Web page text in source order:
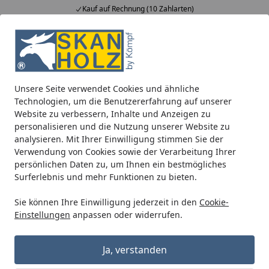
Unsere Seite verwendet Cookies und ähnliche
Technologien, um die Benutzererfahrung auf unserer
Website zu verbessern, Inhalte und Anzeigen zu
personalisieren und die Nutzung unserer Website zu
analysieren. Mit Ihrer Einwilligung stimmen Sie der
Verwendung von Cookies sowie der Verarbeitung Ihrer
persönlichen Daten zu, um Ihnen ein bestmögliches
Surferlebnis und mehr Funktionen zu bieten.
Sie können Ihre Einwilligung jederzeit in den Cookie-
Einstellungen anpassen oder widerrufen.
Ja, verstanden
Kauf auf Rechnung (10 Zahlarten)
Alle Produkte
Mein Konto
Suchen
Startseite
EPDM Folienset Nr. 172 - 549 x 525 cm
EPDM Folienset Nr. 172 - 549 x 525
cm